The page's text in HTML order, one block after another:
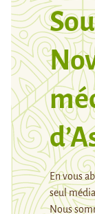
En vous
seul
Nous